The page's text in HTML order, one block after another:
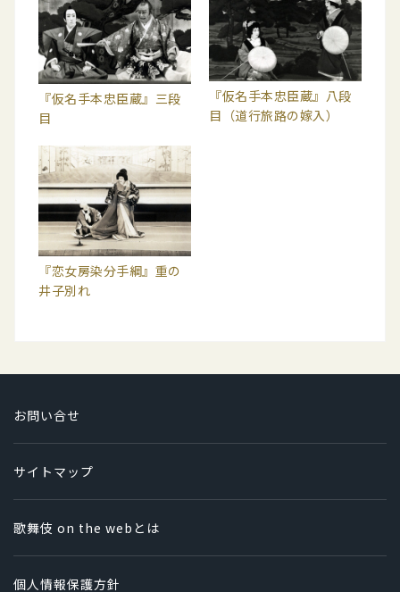
『仮名手本忠臣蔵』三段
目
『仮名手本忠臣蔵』八段
目（道行旅路の嫁入）
『恋女房染分手綱』重の
井子別れ
お問い合せ
サイトマップ
歌舞伎 on the webとは
個人情報保護方針